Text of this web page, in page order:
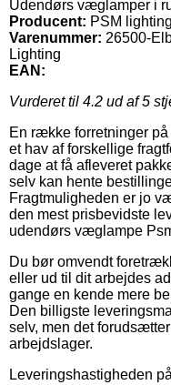
Udendørs væglamper i
Producent: PSM lighting
Varenummer: 26500-
Lighting
EAN:
Vurderet til 4.2 ud af 5
En række forretninger
et hav af forskellige
dage at få afleveret
selv kan hente
Fragtmuligheden er jo
den mest prisbevidste
udendørs væglampe
Du bør omvendt
eller ud til dit arbejdes
gange en kende mere
Den billigste
selv, men det
arbejdslager.
Leveringshastigheden